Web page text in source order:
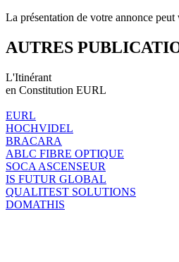
La présentation de votre annonce
AUTRES
L'Itinérant
en Constitution EURL
EURL
HOCHVIDEL
BRACARA
ABLC FIBRE OPTIQUE
SOCA ASCENSEUR
IS FUTUR GLOBAL
QUALITEST SOLUTIONS
DOMATHIS